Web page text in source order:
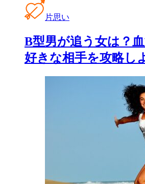
片思い
B型男が追う女は？
好きな相手を攻略し